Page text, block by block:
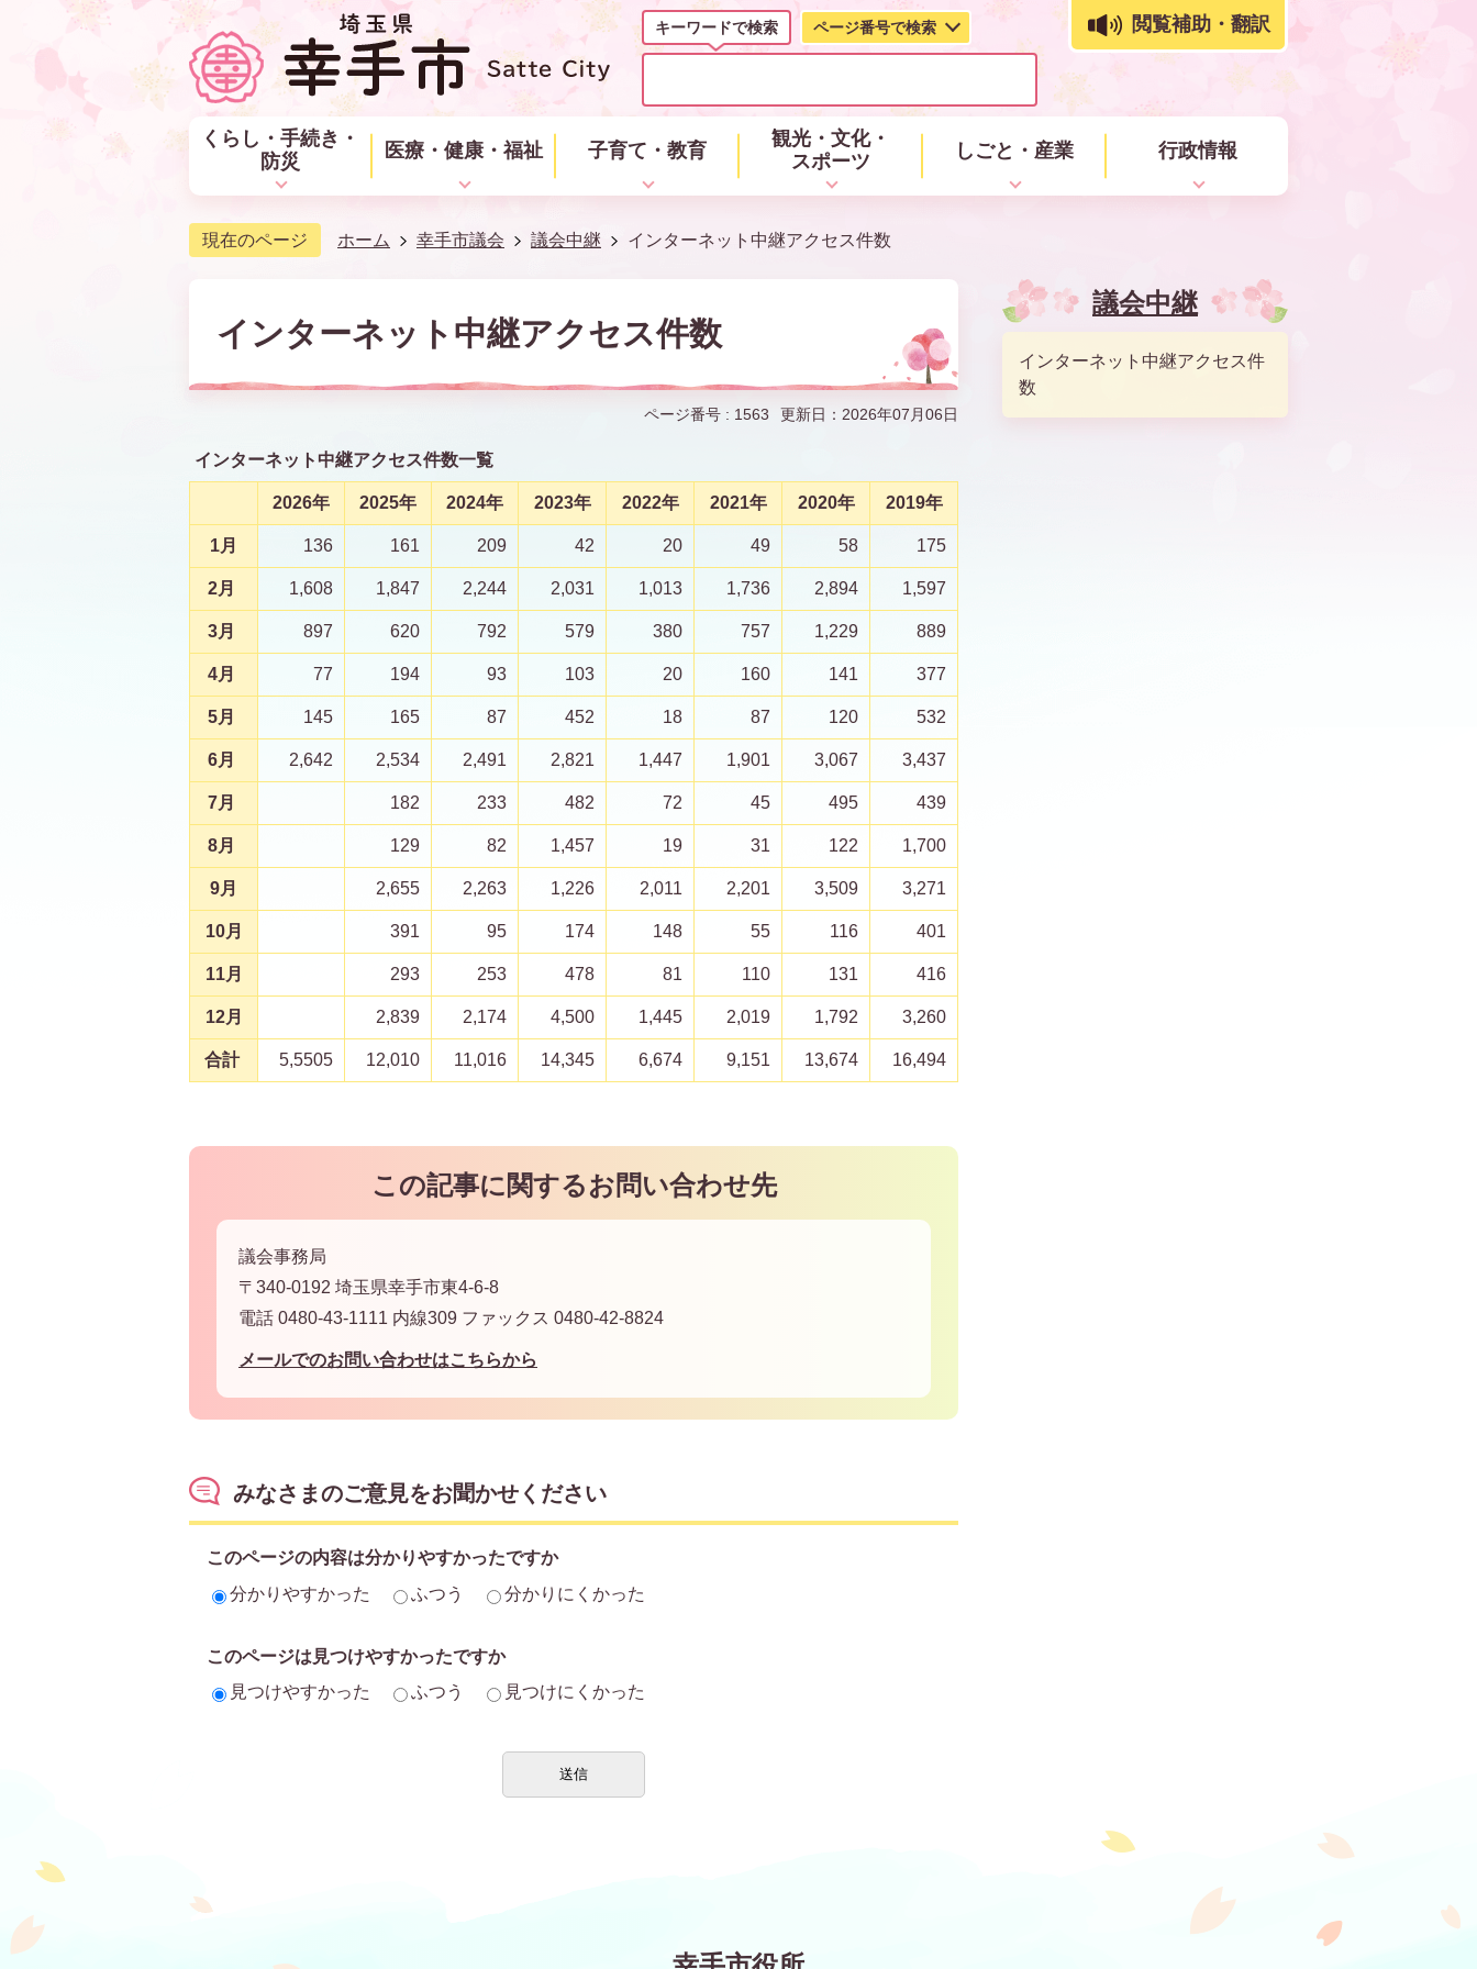
キーワードで検索 ページ番号で検索
キ
ワ
ド
で
検
閲覧補助・翻訳
くらし・手続き・
防災
医療・健康・福祉 子育て・教育
観光・文化・
スポーツ
しごと・産業 行政情報
現在のページ ホーム 幸手市議会 議会中継 インターネット中継アクセス件数
インターネット中継アクセス件数
ページ番号 : 1563 更新日：2026年07月06日
インターネット中継アクセス件数一覧
2026年 2025年 2024年 2023年 2022年 2021年 2020年 2019年
1月 136 161 209 42 20 49 58 175
2月 1,608 1,847 2,244 2,031 1,013 1,736 2,894 1,597
3月 897 620 792 579 380 757 1,229 889
4月 77 194 93 103 20 160 141 377
5月 145 165 87 452 18 87 120 532
6月 2,642 2,534 2,491 2,821 1,447 1,901 3,067 3,437
7月 182 233 482 72 45 495 439
8月 129 82 1,457 19 31 122 1,700
9月 2,655 2,263 1,226 2,011 2,201 3,509 3,271
10月 391 95 174 148 55 116 401
11月 293 253 478 81 110 131 416
12月 2,839 2,174 4,500 1,445 2,019 1,792 3,260
合計 5,5505 12,010 11,016 14,345 6,674 9,151 13,674 16,494
この記事に関するお問い合わせ先
議会事務局
〒340-0192 埼玉県幸手市東4-6-8
電話 0480-43-1111 内線309 ファックス 0480-42-8824
メールでのお問い合わせはこちらから
みなさまのご意見をお聞かせください
このページの内容は分かりやすかったですか
分かりやすかった
ふつう 分かりにくかった
このページは見つけやすかったですか
見つけやすかった
ふつう 見つけにくかった
議会中継
インターネット中継アクセス件
数